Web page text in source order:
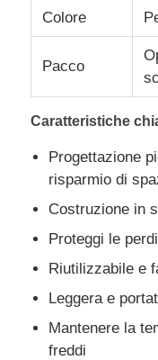
barattolo da
Tazza Pieghevole
Prodotti da
Prodotti in
Colore
Pacco
Caratteristiche
Progettazione
risparmio di
Costruzione in
Proteggi le
Riutilizzabile e
Leggera e
Mantenere la
freddi